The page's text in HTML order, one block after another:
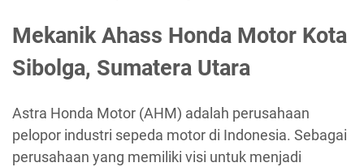
Mekanik Ahass Honda Motor Kota
Sibolga, Sumatera Utara
Astra Honda Motor (AHM) adalah perusahaan
pelopor industri sepeda motor di Indonesia. Sebagai
perusahaan yang memiliki visi untuk menjadi